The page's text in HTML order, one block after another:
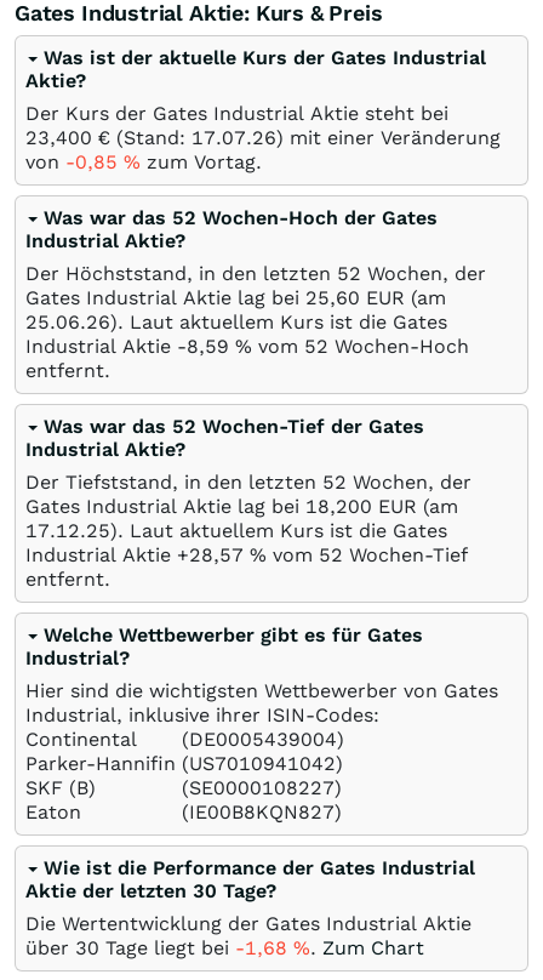
Gates Industrial Aktie: Kurs & Preis
Was ist der aktuelle Kurs der Gates Industrial
Aktie?
Der Kurs der Gates Industrial Aktie steht bei
23,400 € (Stand: 17.07.26) mit einer Veränderung
von -0,85 % zum Vortag.
Was war das 52 Wochen-Hoch der Gates
Industrial Aktie?
Der Höchststand, in den letzten 52 Wochen, der
Gates Industrial Aktie lag bei 25,60 EUR (am
25.06.26). Laut aktuellem Kurs ist die Gates
Industrial Aktie -8,59 % vom 52 Wochen-Hoch
entfernt.
Was war das 52 Wochen-Tief der Gates
Industrial Aktie?
Der Tiefststand, in den letzten 52 Wochen, der
Gates Industrial Aktie lag bei 18,200 EUR (am
17.12.25). Laut aktuellem Kurs ist die Gates
Industrial Aktie +28,57 % vom 52 Wochen-Tief
entfernt.
Welche Wettbewerber gibt es für Gates
Industrial?
Hier sind die wichtigsten Wettbewerber von Gates
Industrial, inklusive ihrer ISIN-Codes:
Continental
(DE0005439004)
Parker-Hannifin (US7010941042)
SKF (B)
(SE0000108227)
Eaton
(IE00B8KQN827)
Wie ist die Performance der Gates Industrial
Aktie der letzten 30 Tage?
Die Wertentwicklung der Gates Industrial Aktie
über 30 Tage liegt bei -1,68 %. Zum Chart